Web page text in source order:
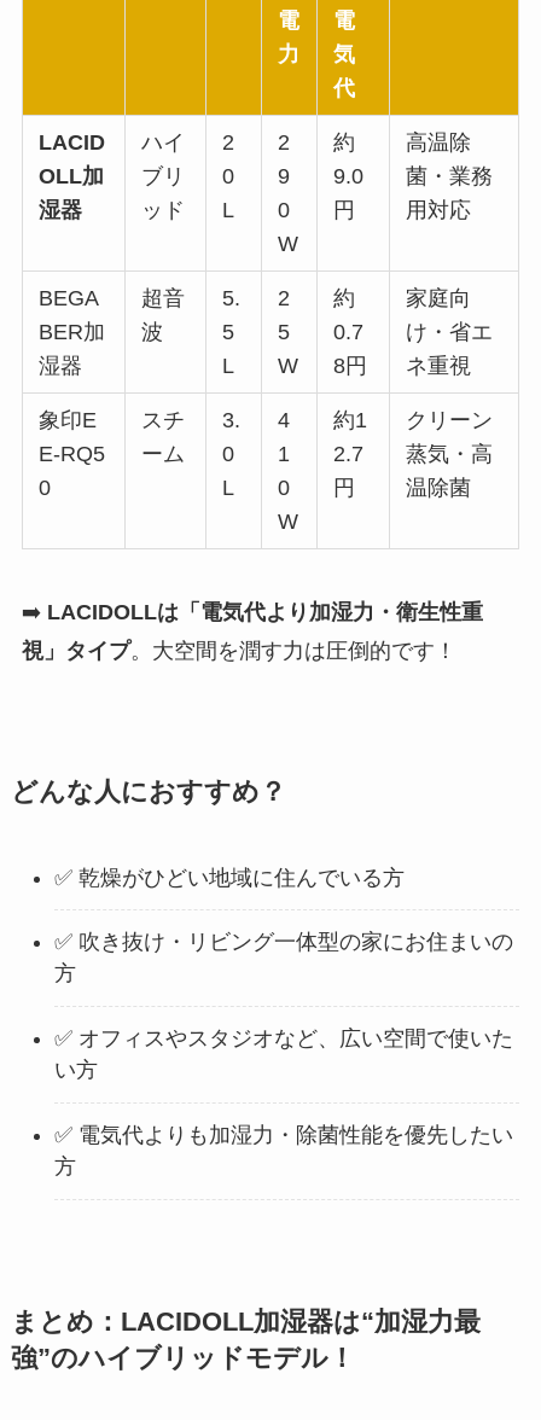
電
力
電
気
代
LACID
OLL加
湿器
ハイ
ブリ
ッド
2
0
L
2
9
0
W
約
9.0
円
高温除
菌・業務
用対応
BEGA
BER加
湿器
超音
波
5.
5
L
2
5
W
約
0.7
8円
家庭向
け・省エ
ネ重視
象印E
E-RQ5
0
スチ
ーム
3.
0
L
4
1
0
W
約1
2.7
円
クリーン
蒸気・高
温除菌
➡️ LACIDOLLは「電気代より加湿力・衛生性重
視」タイプ。大空間を潤す力は圧倒的です！
どんな人におすすめ？
✅ 乾燥がひどい地域に住んでいる方
✅ 吹き抜け・リビング一体型の家にお住まいの
方
✅ オフィスやスタジオなど、広い空間で使いた
い方
✅ 電気代よりも加湿力・除菌性能を優先したい
方
まとめ：LACIDOLL加湿器は“加湿力最
強”のハイブリッドモデル！